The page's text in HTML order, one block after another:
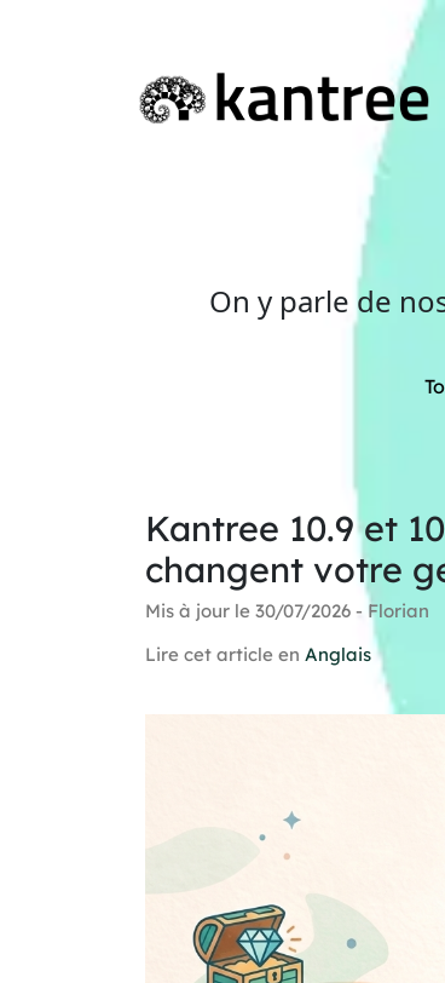
On y parle de
Kantree 10.9 et
changent votre
Mis à jour le 30/07/2026 - Florian
Lire cet article en Anglais